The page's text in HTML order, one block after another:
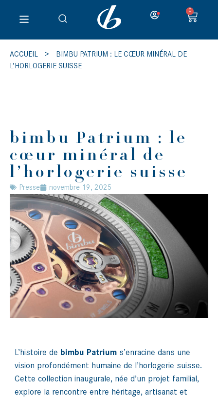
0
ACCUEIL >
BIMBU PATRIUM : LE CŒUR MINÉRAL DE
L’HORLOGERIE SUISSE
bimbu Patrium : le
cœur minéral de
l’horlogerie suisse
Presse novembre 19, 2025
L’histoire de bimbu Patrium s’enracine dans une
vision profondément humaine de l’horlogerie suisse.
Cette collection inaugurale, née d’un projet familial,
explore la rencontre entre héritage, artisanat et